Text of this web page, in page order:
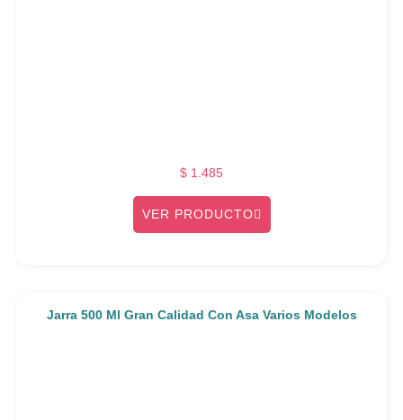
$ 1.485
VER PRODUCTO
Jarra 500 Ml Gran Calidad Con Asa Varios Modelos